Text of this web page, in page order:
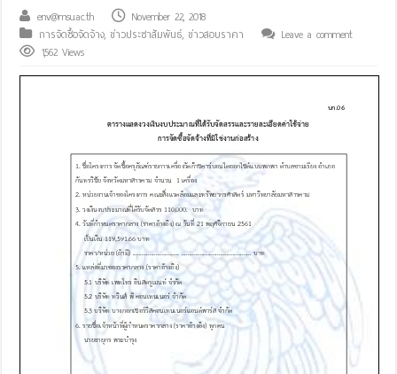
env@msu.ac.th
November 22, 2018
การจัดซื้อจัดจ้าง,ข่าวประชาสัมพันธ์,ข่าวสอบราคา
Leave a comment
1,562 Views